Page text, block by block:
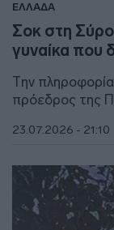
ΕΛΛΑΔΑ
Σοκ στη
γυναίκα που
Την
πρόεδρος της
23.07.2026 - 21:10